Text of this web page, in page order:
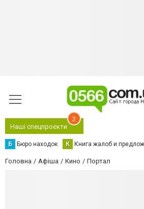
Наші спецпроєкти
2
Б Бюро находок К Книга жалоб и
Головна Афіша Кино Портал